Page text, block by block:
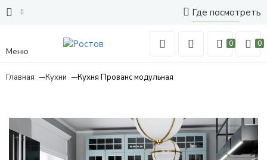
Где посмотреть
Меню
0 0
Главная Кухни Кухня Прованс модульная